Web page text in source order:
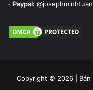
- Paypal: @josephminhtuan
Copyright © 2026 | Bản